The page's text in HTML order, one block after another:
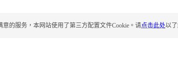
意的服务，本网站使用了第三方配置文件Cookie。请点击此处以